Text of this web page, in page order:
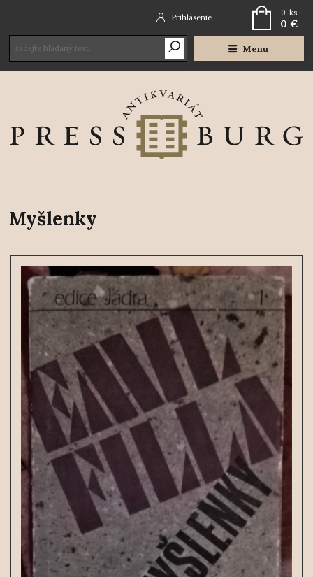
Menu
Prihlásenie 0 ks
0 €
Myšlenky